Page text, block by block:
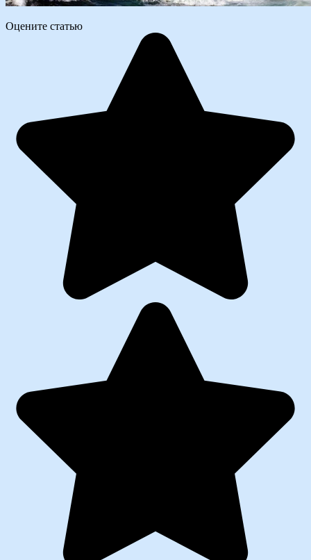
Оцените статью